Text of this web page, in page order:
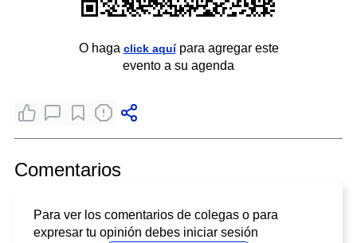
O haga click aquípara agregar este
evento a su agenda
Comentarios
Para ver los comentarios de colegas o para
expresar tu opinión debes iniciar sesión